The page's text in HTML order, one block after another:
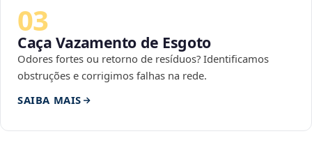
03
Caça Vazamento de Esgoto
Odores fortes ou retorno de resíduos? Identificamos
obstruções e corrigimos falhas na rede.
SAIBA MAIS